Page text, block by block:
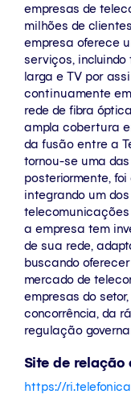
empresas de
milhões de
empresa oferece
serviços,
larga e TV por
continuamente
rede de fibra
ampla cobertura
da fusão entre a
tornou-se uma
posteriormente,
integrando um
telecomunicações
a empresa tem
de sua rede,
buscando
mercado de
empresas do
concorrência, da
regulação
Site de
https://